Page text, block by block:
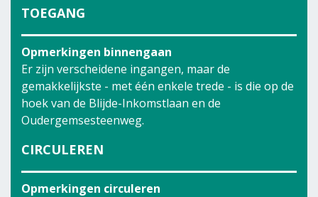
TOEGANG
Opmerkingen binnengaan
Er zijn verscheidene ingangen, maar de
gemakkelijkste - met één enkele trede - is die op de
hoek van de Blijde-Inkomstlaan en de
Oudergemsesteenweg.
CIRCULEREN
Opmerkingen circuleren